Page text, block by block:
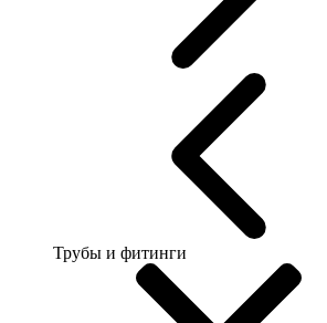
Трубы и фитинги